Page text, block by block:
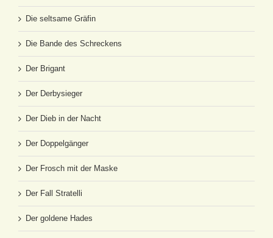
Die seltsame Gräfin
Die Bande des Schreckens
Der Brigant
Der Derbysieger
Der Dieb in der Nacht
Der Doppelgänger
Der Frosch mit der Maske
Der Fall Stratelli
Der goldene Hades